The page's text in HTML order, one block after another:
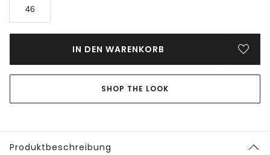
46
IN DEN WARENKORB
SHOP THE LOOK
Produktbeschreibung